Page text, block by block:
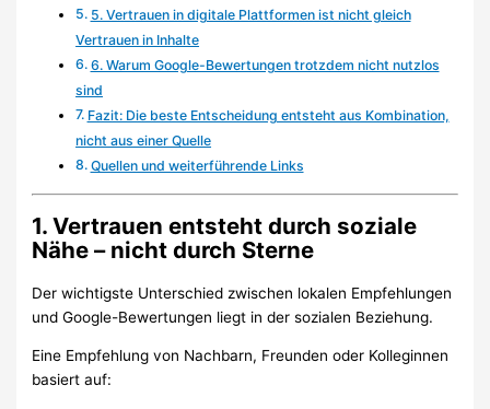
5. Vertrauen in digitale Plattformen ist nicht gleich
Vertrauen in Inhalte
6. Warum Google-Bewertungen trotzdem nicht nutzlos
sind
Fazit: Die beste Entscheidung entsteht aus Kombination,
nicht aus einer Quelle
Quellen und weiterführende Links
1. Vertrauen entsteht durch soziale
Nähe – nicht durch Sterne
Der wichtigste Unterschied zwischen lokalen Empfehlungen
und Google-Bewertungen liegt in der sozialen Beziehung.
Eine Empfehlung von Nachbarn, Freunden oder Kolleginnen
basiert auf: